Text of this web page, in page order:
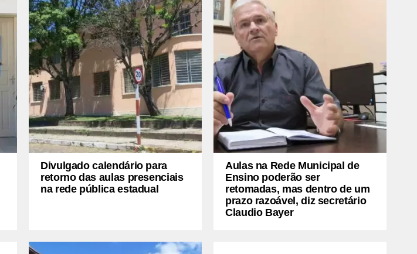
Divulgado calendário para
retorno das aulas presenciais
na rede pública estadual
Aulas na Rede Municipal de
Ensino poderão ser
retomadas, mas dentro de um
prazo razoável, diz secretário
Claudio Bayer